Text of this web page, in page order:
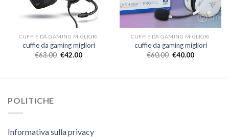
CUFFIE DA GAMING MIGLIORI
cuffie da gaming migliori
€63.00 €42.00
CUFFIE DA GAMING MIGLIORI
cuffie da gaming migliori
€60.00 €40.00
POLITICHE
Informativa sulla privacy